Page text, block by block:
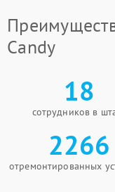
Candy
18
сотрудников в
2266
отремонтированных